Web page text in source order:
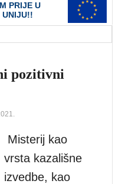
PRIJE U
UNIJU!!
pozitivni
Misterij kao
vrsta kazališne
izvedbe, kao